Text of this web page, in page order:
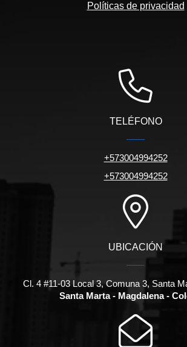
Políticas de privacidad
TELÉFONO
+573004994252
+573004994252
UBICACIÓN
Cl. 4 #11-03 Local 3, Comuna 3, Santa
Santa Marta - Magdalena -